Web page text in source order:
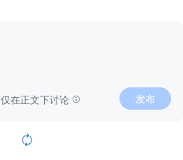
仅在正文下讨论 发布
